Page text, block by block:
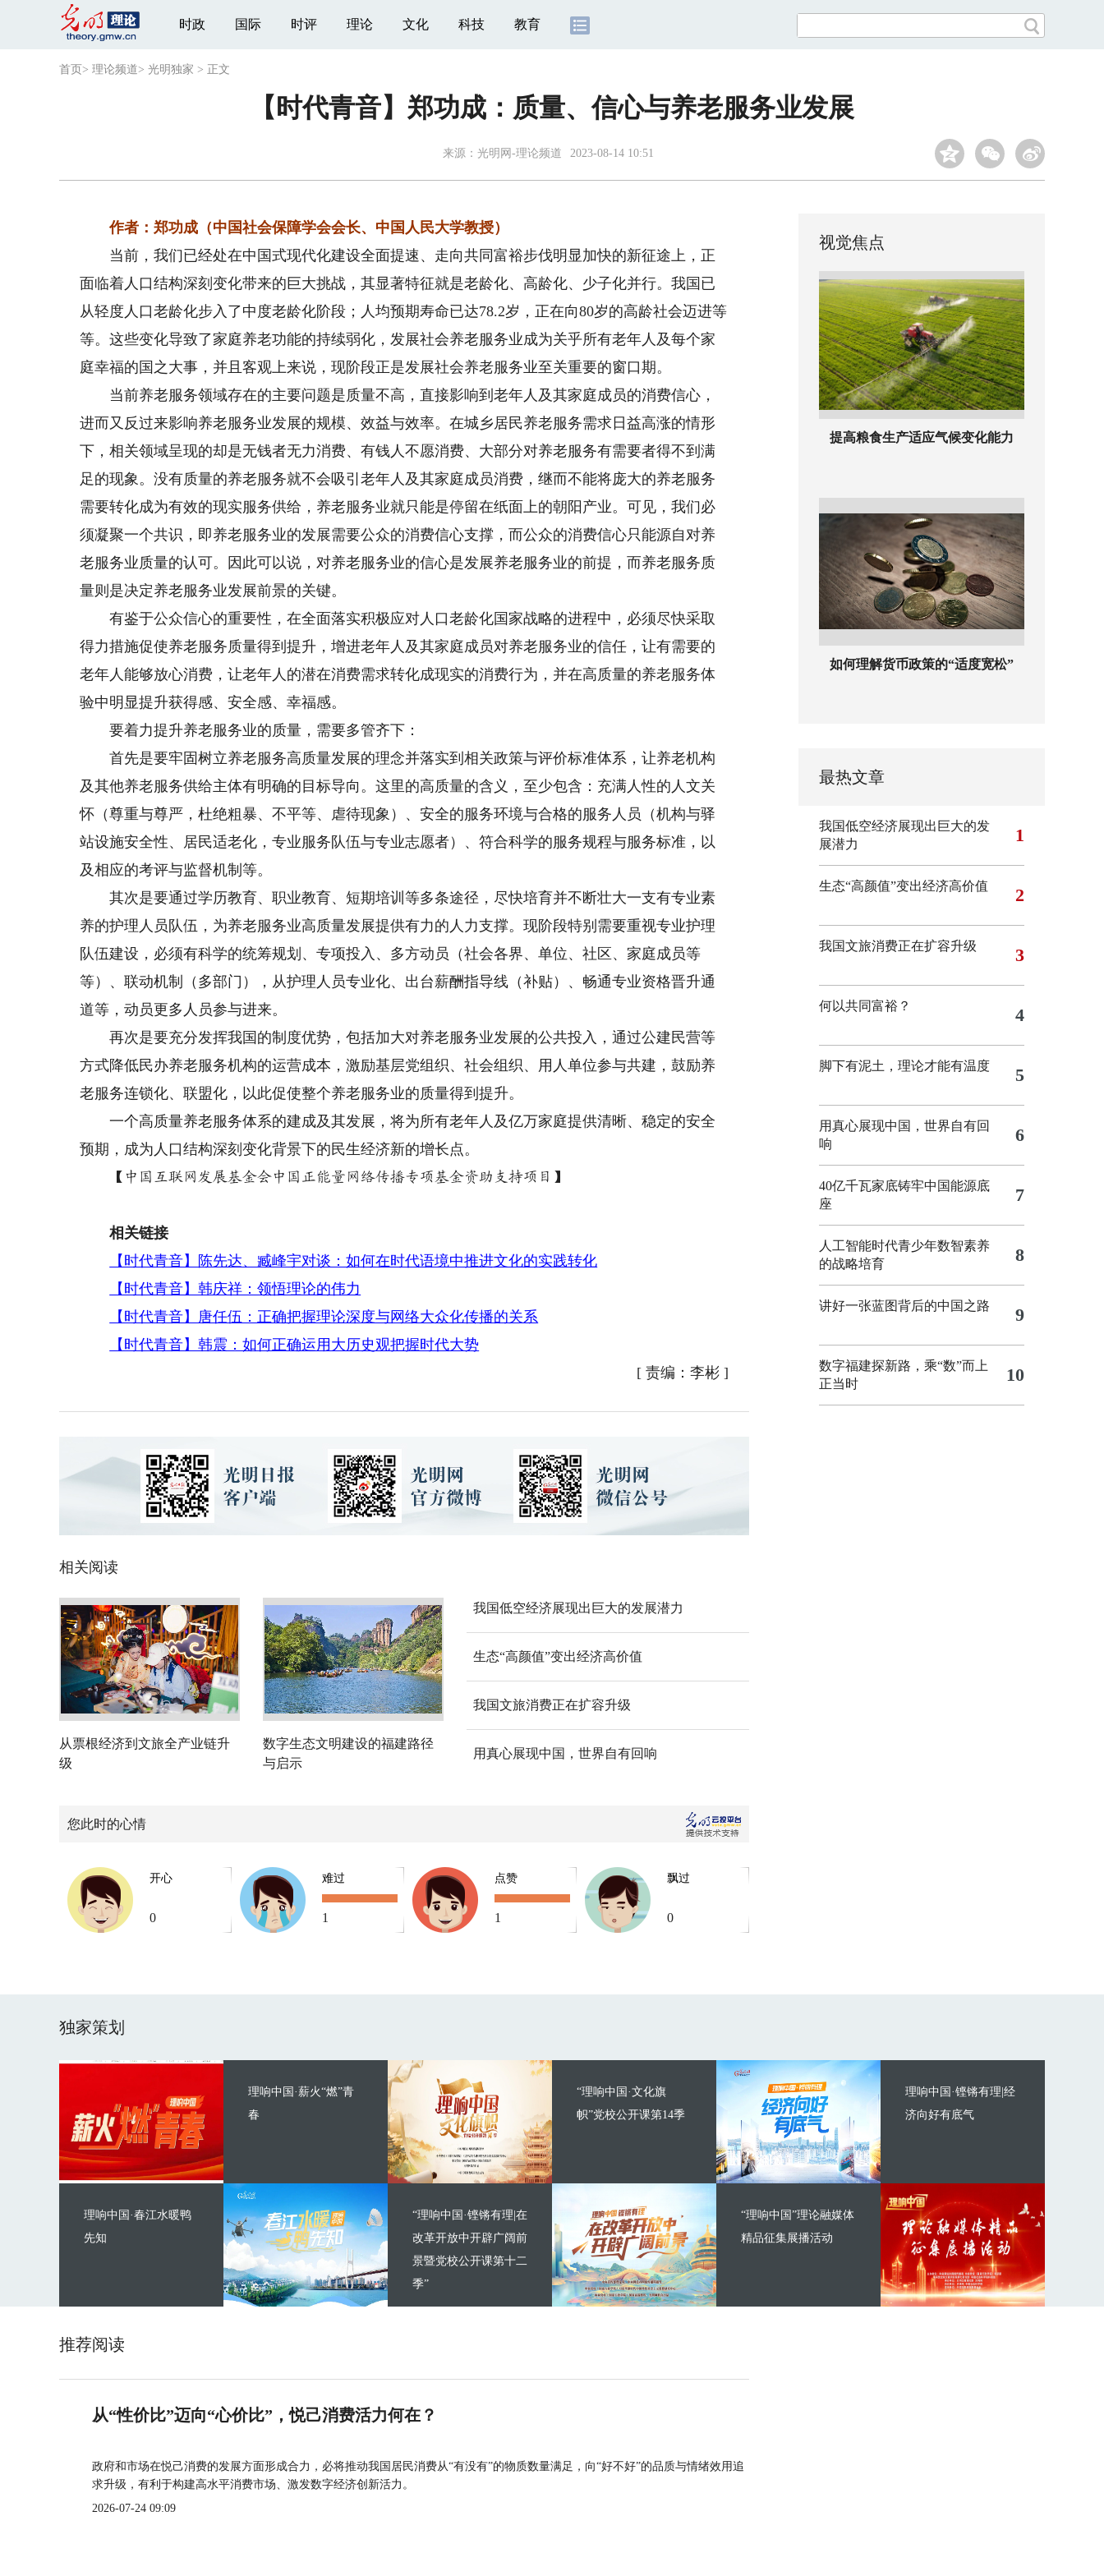
时政 国际 时评 理论 文化 科技 教育
首页 > 理论频道> 光明独家 > 正文
【时代青音】郑功成：质量、信心与养老服务业发展
来源： 光明网-理论频道 2023-08-14 10:51
作者：郑功成（中国社会保障学会会长、中国人民大学教授）
当前，我们已经处在中国式现代化建设全面提速、走向共同富裕步伐明显加快的新征途上，正
面临着人口结构深刻变化带来的巨大挑战，其显著特征就是老龄化、高龄化、少子化并行。我国已
从轻度人口老龄化步入了中度老龄化阶段；人均预期寿命已达78.2岁，正在向80岁的高龄社会迈进等
等。这些变化导致了家庭养老功能的持续弱化，发展社会养老服务业成为关乎所有老年人及每个家
庭幸福的国之大事，并且客观上来说，现阶段正是发展社会养老服务业至关重要的窗口期。
当前养老服务领域存在的主要问题是质量不高，直接影响到老年人及其家庭成员的消费信心，
进而又反过来影响养老服务业发展的规模、效益与效率。在城乡居民养老服务需求日益高涨的情形
下，相关领域呈现的却是无钱者无力消费、有钱人不愿消费、大部分对养老服务有需要者得不到满
足的现象。没有质量的养老服务就不会吸引老年人及其家庭成员消费，继而不能将庞大的养老服务
需要转化成为有效的现实服务供给，养老服务业就只能是停留在纸面上的朝阳产业。可见，我们必
须凝聚一个共识，即养老服务业的发展需要公众的消费信心支撑，而公众的消费信心只能源自对养
老服务业质量的认可。因此可以说，对养老服务业的信心是发展养老服务业的前提，而养老服务质
量则是决定养老服务业发展前景的关键。
有鉴于公众信心的重要性，在全面落实积极应对人口老龄化国家战略的进程中，必须尽快采取
得力措施促使养老服务质量得到提升，增进老年人及其家庭成员对养老服务业的信任，让有需要的
老年人能够放心消费，让老年人的潜在消费需求转化成现实的消费行为，并在高质量的养老服务体
验中明显提升获得感、安全感、幸福感。
要着力提升养老服务业的质量，需要多管齐下：
首先是要牢固树立养老服务高质量发展的理念并落实到相关政策与评价标准体系，让养老机构
及其他养老服务供给主体有明确的目标导向。这里的高质量的含义，至少包含：充满人性的人文关
怀（尊重与尊严，杜绝粗暴、不平等、虐待现象）、安全的服务环境与合格的服务人员（机构与驿
站设施安全性、居民适老化，专业服务队伍与专业志愿者）、符合科学的服务规程与服务标准，以
及相应的考评与监督机制等。
其次是要通过学历教育、职业教育、短期培训等多条途径，尽快培育并不断壮大一支有专业素
养的护理人员队伍，为养老服务业高质量发展提供有力的人力支撑。现阶段特别需要重视专业护理
队伍建设，必须有科学的统筹规划、专项投入、多方动员（社会各界、单位、社区、家庭成员等
等）、联动机制（多部门），从护理人员专业化、出台薪酬指导线（补贴）、畅通专业资格晋升通
道等，动员更多人员参与进来。
再次是要充分发挥我国的制度优势，包括加大对养老服务业发展的公共投入，通过公建民营等
方式降低民办养老服务机构的运营成本，激励基层党组织、社会组织、用人单位参与共建，鼓励养
老服务连锁化、联盟化，以此促使整个养老服务业的质量得到提升。
一个高质量养老服务体系的建成及其发展，将为所有老年人及亿万家庭提供清晰、稳定的安全
预期，成为人口结构深刻变化背景下的民生经济新的增长点。
【中国互联网发展基金会中国正能量网络传播专项基金资助支持项目】
相关链接
【时代青音】陈先达、臧峰宇对谈：如何在时代语境中推进文化的实践转化
【时代青音】韩庆祥：领悟理论的伟力
【时代青音】唐任伍：正确把握理论深度与网络大众化传播的关系
【时代青音】韩震：如何正确运用大历史观把握时代大势
[ 责编：李彬]
相关阅读
从票根经济到文旅全产业链升
级
数字生态文明建设的福建路径
与启示
我国低空经济展现出巨大的发展潜力
生态“高颜值”变出经济高价值
我国文旅消费正在扩容升级
用真心展现中国，世界自有回响
您此时的心情
开心
0
难过
1
点赞
1
飘过
0
视觉焦点
提高粮食生产适应气候变化能力
如何理解货币政策的“适度宽松”
最热文章
我国低空经济展现出巨大的发
展潜力
1
生态“高颜值”变出经济高价值 2
我国文旅消费正在扩容升级 3
何以共同富裕？ 4
脚下有泥土，理论才能有温度 5
用真心展现中国，世界自有回
响
6
40亿千瓦家底铸牢中国能源底
座
7
人工智能时代青少年数智素养
的战略培育
8
讲好一张蓝图背后的中国之路 9
数字福建探新路，乘“数”而上
正当时
10
独家策划
理响中国·薪火“燃”青
春
理响中国·春江水暖鸭
先知
“理响中国·文化旗
帜”党校公开课第14季
“理响中国·铿锵有理|在
改革开放中开辟广阔前
景暨党校公开课第十二
季”
理响中国·铿锵有理|经
济向好有底气
“理响中国”理论融媒体
精品征集展播活动
推荐阅读
从“性价比”迈向“心价比”，悦己消费活力何在？
政府和市场在悦己消费的发展方面形成合力，必将推动我国居民消费从“有没有”的物质数量满足，向“好不好”的品质与情绪效用追
求升级，有利于构建高水平消费市场、激发数字经济创新活力。
2026-07-24 09:09